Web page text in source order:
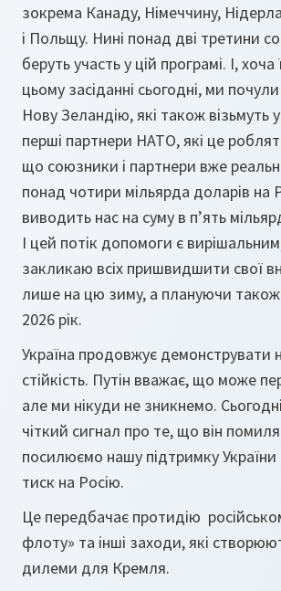
зокрема Канаду, Німеччину,
і Польщу. Нині понад дві третини
беруть участь у цій програмі. І, хоча
цьому засіданні сьогодні, ми
Нову Зеландію, які також візьмуть
перші партнери НАТО, які це
що союзники і партнери вже
понад чотири мільярда доларів на
виводить нас на суму в п’ять
І цей потік допомоги є
закликаю всіх пришвидшити свої
лише на цю зиму, а плануючи
2026 рік.
Україна продовжує демонструвати
стійкість. Путін вважає, що може
але ми нікуди не зникнемо.
чіткий сигнал про те, що він
посилюємо нашу підтримку України
тиск на Росію.
Це передбачає протидію
флоту» та інші заходи, які
дилеми для Кремля.